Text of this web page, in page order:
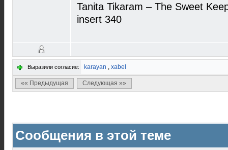
Tanita Tikaram – The Sweet
insert 340
Выразили согласие: karayan , xabel
«« Предыдущая Следующая »»
Сообщения в этой теме